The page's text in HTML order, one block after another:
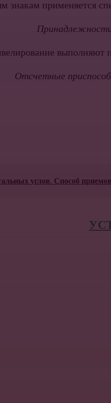
применяется
Отсчетные
углов. Способ